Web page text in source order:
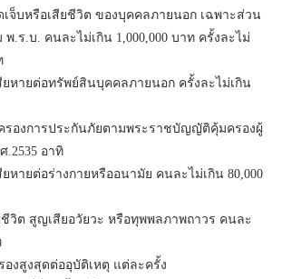
เจ็บหรือเสียชีวิต ของบุคคลภายนอก เฉพาะส่วน
พ.ร.บ. คนละไม่เกิน 1,000,000 บาท ครั้งละไม่
ยหายต่อทรัพย์สินบุคคลภายนอก ครั้งละไม่เกิน
รองการประกันภัยตามพระราชบัญญัติคุ้มครองผู้
.2535 อาทิ
หายต่อร่างกายหรืออนามัย คนละไม่เกิน 80,000
ชีวิต สูญเสียอวัยวะ หรือทุพพลภาพถาวร คนละ
องสูงสุดต่ออุบัติเหตุ แต่ละครั้ง